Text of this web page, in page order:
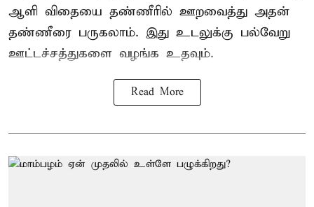
ஆளி விதையை தண்ணீரில் ஊறவைத்து அதன்
தண்ணீரை பருகலாம். இது உடலுக்கு பல்வேறு
ஊட்டச்சத்துகளை வழங்க உதவும்.
Read More